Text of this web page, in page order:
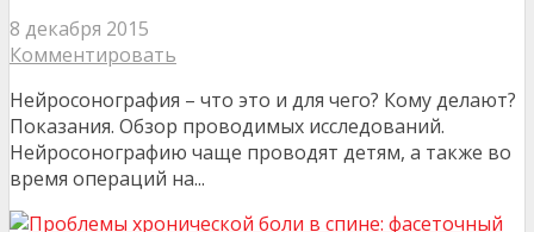
8 декабря 2015
Комментировать
Нейросонография – что это и для чего? Кому делают?
Показания. Обзор проводимых исследований.
Нейросонографию чаще проводят детям, а также во
время операций на...